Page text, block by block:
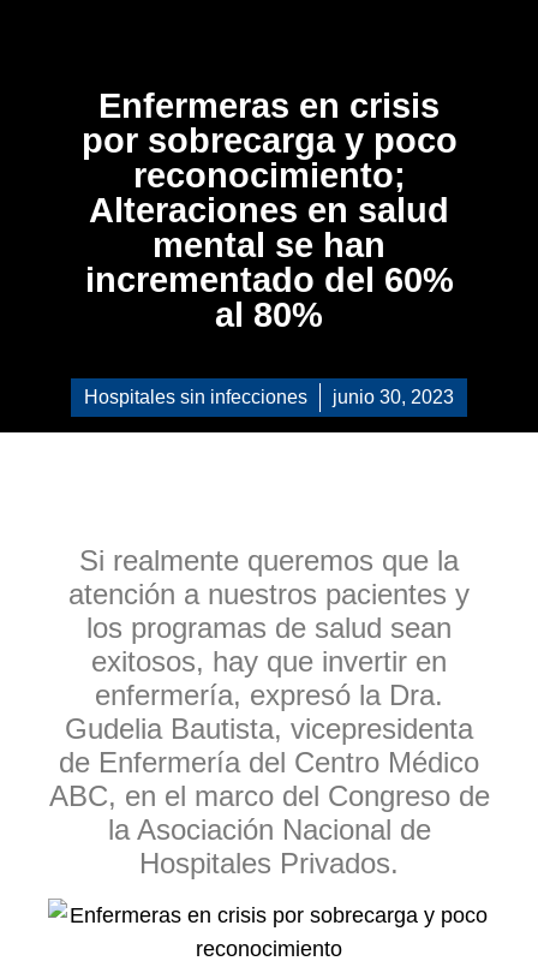
Enfermeras en crisis
por sobrecarga y poco
reconocimiento;
Alteraciones en salud
mental se han
incrementado del 60%
al 80%
Hospitales sin infecciones junio 30, 2023
Si realmente queremos que la
atención a nuestros pacientes y
los programas de salud sean
exitosos, hay que invertir en
enfermería, expresó la Dra.
Gudelia Bautista, vicepresidenta
de Enfermería del Centro Médico
ABC, en el marco del Congreso de
la Asociación Nacional de
Hospitales Privados.